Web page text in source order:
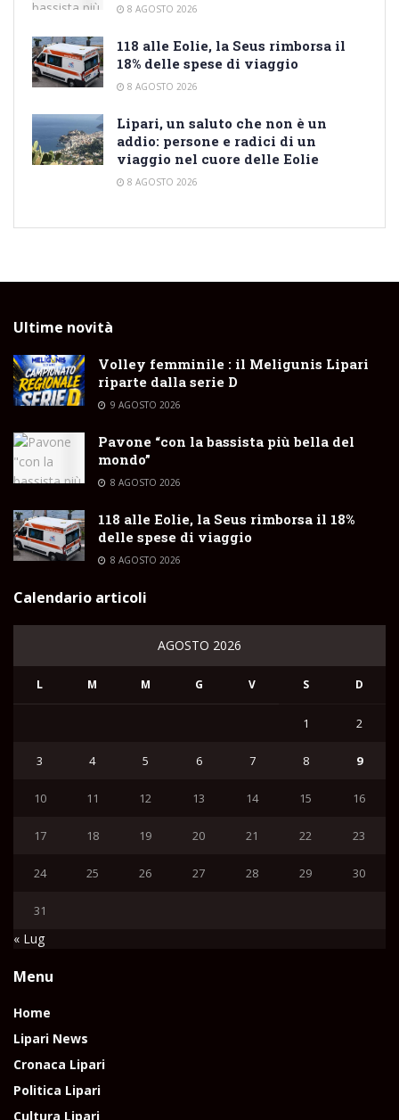
8 AGOSTO 2026
118 alle Eolie, la Seus rimborsa il
18% delle spese di viaggio
8 AGOSTO 2026
Lipari, un saluto che non è un
addio: persone e radici di un
viaggio nel cuore delle Eolie
8 AGOSTO 2026
Ultime novità
Volley femminile : il Meligunis Lipari
riparte dalla serie D
9 AGOSTO 2026
Pavone “con la bassista più bella del
mondo”
8 AGOSTO 2026
118 alle Eolie, la Seus rimborsa il 18%
delle spese di viaggio
8 AGOSTO 2026
Calendario articoli
AGOSTO 2026
L M M G V S D
1 2
3 4 5 6 7 8 9
10 11 12 13 14 15 16
17 18 19 20 21 22 23
24 25 26 27 28 29 30
31
« Lug
Menu
Home
Lipari News
Cronaca Lipari
Politica Lipari
Cultura Lipari